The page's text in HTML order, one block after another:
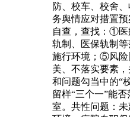
防、校车、校舍
务舆情应对措置
自查，查找：①医
轨制、医保轨制
施行环境；⑤风险
美、不落实要素
和问题勾当中的“
留样“三个一”能
室。共性问题：